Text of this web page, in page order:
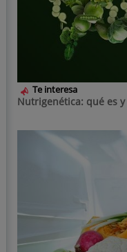
Te interesa
Nutrigenética: qué es